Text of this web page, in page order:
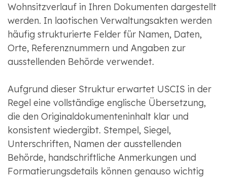
Wohnsitzverlauf in Ihren Dokumenten dargestellt
werden. In laotischen Verwaltungsakten werden
häufig strukturierte Felder für Namen, Daten,
Orte, Referenznummern und Angaben zur
ausstellenden Behörde verwendet.
Aufgrund dieser Struktur erwartet USCIS in der
Regel eine vollständige englische Übersetzung,
die den Originaldokumenteninhalt klar und
konsistent wiedergibt. Stempel, Siegel,
Unterschriften, Namen der ausstellenden
Behörde, handschriftliche Anmerkungen und
Formatierungsdetails können genauso wichtig